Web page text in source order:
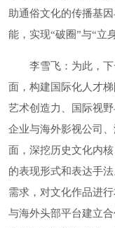
助通俗文化的传播基
能，实现“破圈”与“立
李雪飞：为此，下
面，构建国际化人才
艺术创造力、国际视
企业与海外影视公司
面，深挖历史文化内
的表现形式和表达手
需求，对文化作品进
与海外头部平台建立